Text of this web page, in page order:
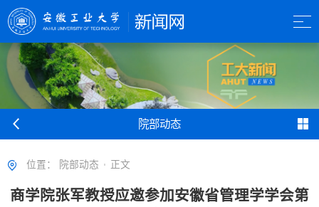
院部动态
位置： 院部动态 正文
商学院张军教授应邀参加安徽省管理学学会第